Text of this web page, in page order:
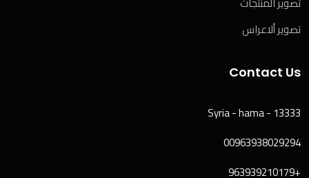
تصوير ألاعراس
Contact Us
Syria - hama - 13333
00963938029294
+963939210179